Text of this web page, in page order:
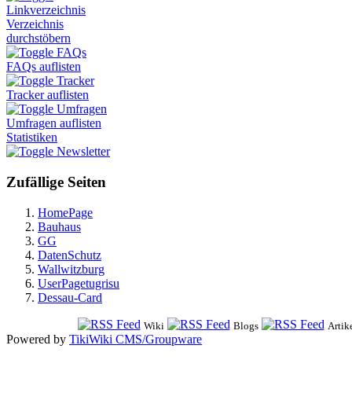
Linkverzeichnis
Verzeichnis
durchstöbern
FAQs
FAQs auflisten
Tracker
Tracker auflisten
Umfragen
Umfragen auflisten
Statistiken
Newsletter
Zufällige Seiten
HomePage
Bauhaus
GG
DatenSchutz
Wallwitzburg
UserPagetugrisu
Dessau-Card
Wiki Blogs
Powered by TikiWiki CMS/Groupware